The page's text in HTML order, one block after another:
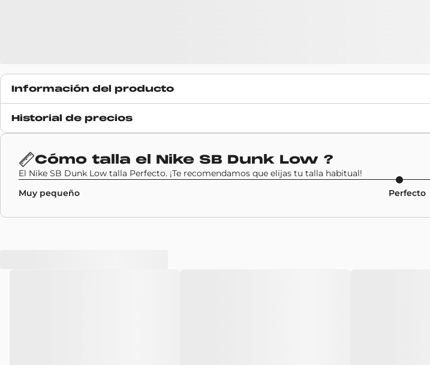
Información del producto
Fecha de lanzamiento
Código SKU
CZ5127-001
Modelo
Nike SB Dunk Low
Historial de precios
Cómo talla el Nike SB Dunk Low ?
El Nike SB Dunk Low talla Perfecto. ¡Te recomendamos que elijas tu talla habitual!
Muy pequeño
Perfecto